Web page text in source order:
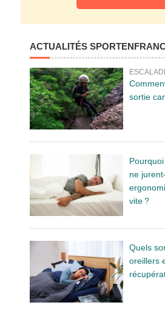
ACTUALITÉS
sortie
ne
vite ?
Quels
oreillers